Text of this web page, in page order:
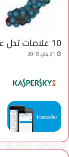
10 علامات تدل على نقص ” فيتامين د ” في الجسم
21 يناير، 2018